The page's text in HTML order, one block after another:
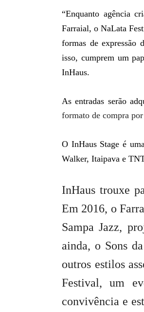
“Enquanto agência
Farraial, o NaLata
formas de expressão
isso, cumprem um
InHaus.
As entradas serão
formato de compra
O InHaus Stage é
Walker, Itaipava e
InHaus trouxe
Em 2016, o
Sampa Jazz,
ainda, o Sons
outros estilos
Festival, um
convivência e